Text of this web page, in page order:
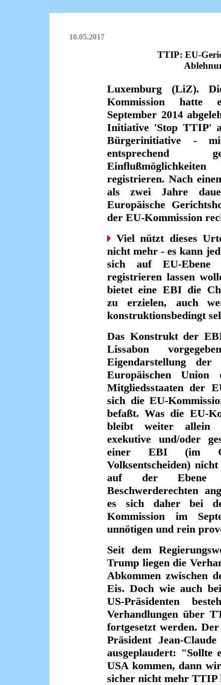
10.05.2017
TTIP: EU-
Luxemburg (LiZ).
Kommission hatte
September 2014
Initiative 'Stop TTIP'
Bürgerinitiative -
entsprechend
registrieren. Nach
als zwei Jahre
Europäische
der EU-Kommission
Viel nützt dieses
nicht mehr - es kann
sich auf EU-Ebene
registrieren lassen
bietet eine EBI die
zu erzielen, auch
konstruktionsbedingt
Das Konstrukt der
Lissabon
Eigendarstellung
Europäischen
Mitgliedsstaaten der
sich die EU-
befaßt. Was die EU-
bleibt weiter allein
exekutive und/oder
einer EBI (im
Volksentscheiden)
auf der Ebene
Beschwerderechten
es sich daher bei
Kommission im
unnötigen und rein
Seit dem
Trump liegen die
Abkommen zwischen
Eis. Doch wie auch
US-Präsidenten
Verhandlungen über
fortgesetzt werden.
Präsident Jean-
ausgeplaudert: "Sollte
USA kommen, dann
sicher nicht mehr TTIP